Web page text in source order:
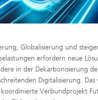
Globalisierung und
erfordern neue
in der Dekarbonisierung
Digitalisierung. Das
koordinierte Verbundprojekt